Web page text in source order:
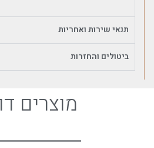
תנאי שירות ואחריות
ביטולים והחזרות
מוצרים